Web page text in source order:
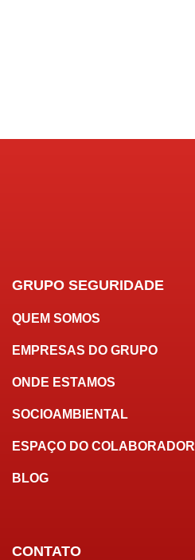
GRUPO SEGURIDADE
QUEM SOMOS
EMPRESAS DO GRUPO
ONDE ESTAMOS
SOCIOAMBIENTAL
ESPAÇO DO COLABORADOR
BLOG
CONTATO